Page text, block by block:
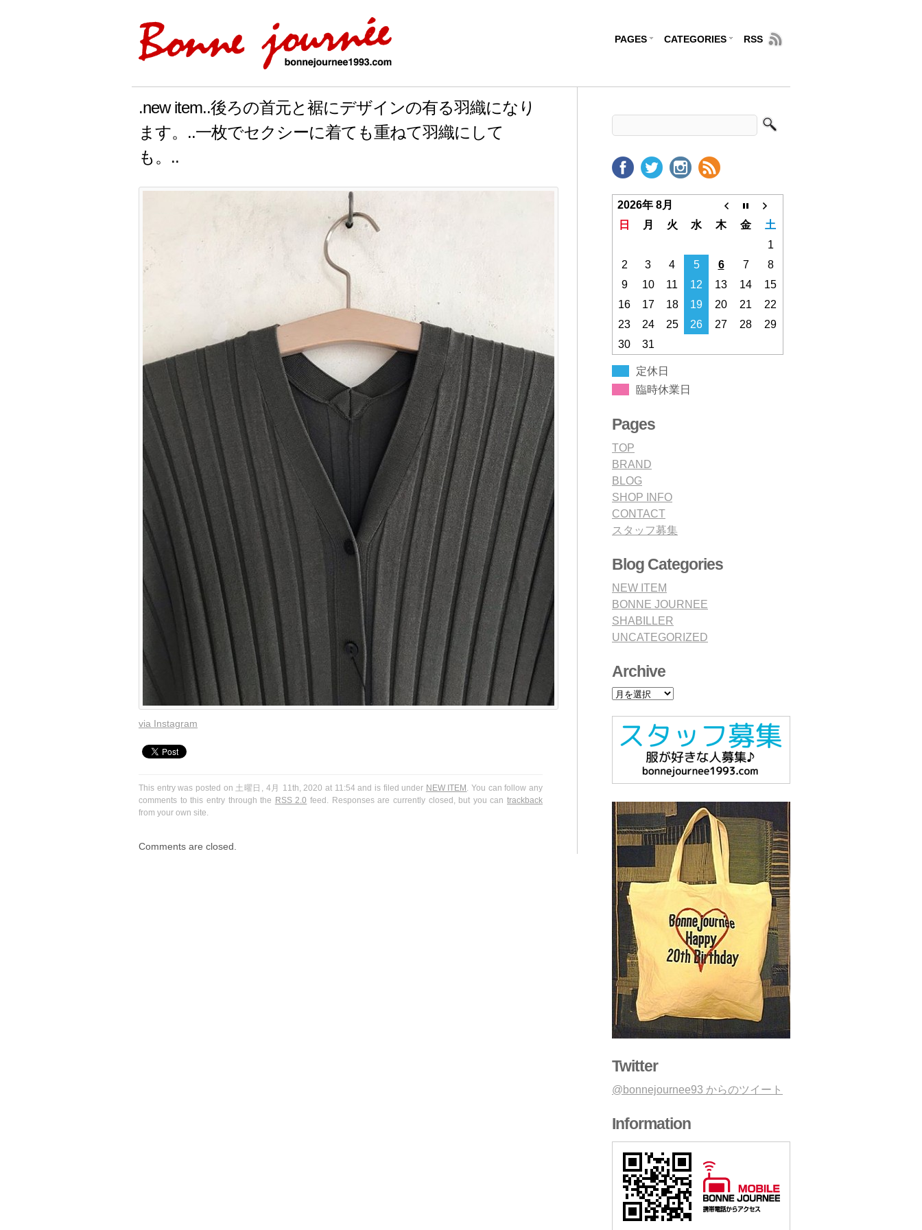
PAGES CATEGORIES RSS
.new item..後ろの首元と裾にデザインの有る羽織になり
ます。..一枚でセクシーに着ても重ねて羽織にして
も。..
via Instagram
This entry was posted on 土曜日, 4月 11th, 2020 at 11:54 and is filed under NEW ITEM . You can follow any
comments to this entry through the RSS 2.0 feed. Responses are currently closed, but you can trackback
from your own site.
Comments are closed.
2026年 8月
日
月 火 水 木 金
土
1
2
3 4 5 6 7
8
9
10 11 12 13 14
15
16
17 18 19 20 21
22
23
24 25 26 27 28
29
30
31
定休日
臨時休業日
Pages
TOP
BRAND
BLOG
SHOP INFO
CONTACT
スタッフ募集
Blog Categories
NEW ITEM
BONNE JOURNEE
SHABILLER
UNCATEGORIZED
Archive
Archive
Twitter
@bonnejournee93 からのツイート
Information